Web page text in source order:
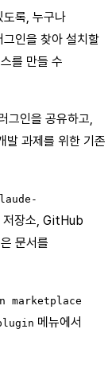
도록, 누구나
그인을 찾아 설치할
를 만들 수
그인을 공유하고,
발 과제를 위한 기존
저장소, GitHub
문서를
marketplace
메뉴에서